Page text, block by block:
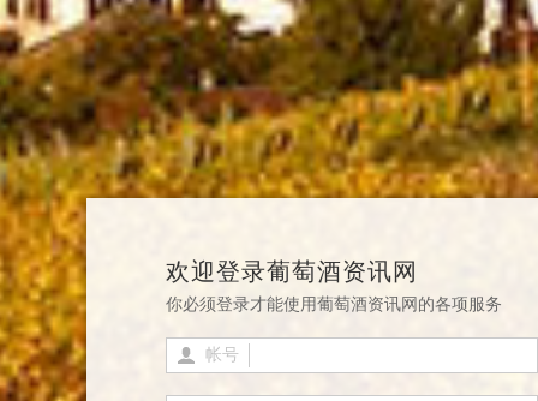
欢迎登录葡萄酒资讯网
你必须登录才能使用葡萄酒资讯网的各项服务
帐号